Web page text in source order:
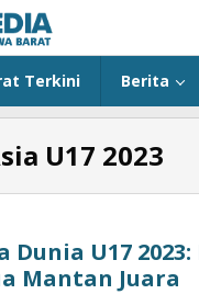
Terkini Berita
U17 2023
Dunia U17
Mantan Juara